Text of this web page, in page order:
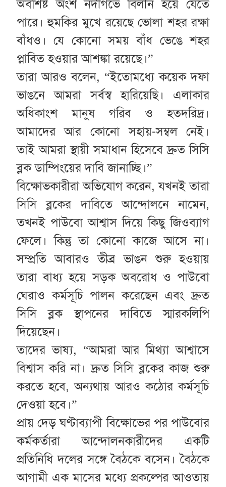
অবশিষ্ট অংশ নদীগর্ভে বিলীন হয়ে যেতে
পারে। হুমকির মুখে রয়েছে ভোলা শহর রক্ষা
বাঁধও। যে কোনো সময় বাঁধ ভেঙে শহর
প্লাবিত হওয়ার আশঙ্কা রয়েছে।”
তারা আরও বলেন, “ইতোমধ্যে কয়েক দফা
ভাঙনে আমরা সর্বস্ব হারিয়েছি। এলাকার
অধিকাংশ মানুষ গরিব ও হতদরিদ্র।
আমাদের আর কোনো সহায়-সম্বল নেই।
তাই আমরা স্থায়ী সমাধান হিসেবে দ্রুত সিসি
ব্লক ডাম্পিংয়ের দাবি জানাচ্ছি।”
বিক্ষোভকারীরা অভিযোগ করেন, যখনই তারা
সিসি ব্লকের দাবিতে আন্দোলনে নামেন,
তখনই পাউবো আশ্বাস দিয়ে কিছু জিওব্যাগ
ফেলে। কিন্তু তা কোনো কাজে আসে না।
সম্প্রতি আবারও তীব্র ভাঙন শুরু হওয়ায়
তারা বাধ্য হয়ে সড়ক অবরোধ ও পাউবো
ঘেরাও কর্মসূচি পালন করেছেন এবং দ্রুত
সিসি ব্লক স্থাপনের দাবিতে স্মারকলিপি
দিয়েছেন।
তাদের ভাষ্য, “আমরা আর মিথ্যা আশ্বাসে
বিশ্বাস করি না। দ্রুত সিসি ব্লকের কাজ শুরু
করতে হবে, অন্যথায় আরও কঠোর কর্মসূচি
দেওয়া হবে।”
প্রায় দেড় ঘণ্টাব্যাপী বিক্ষোভের পর পাউবোর
কর্মকর্তারা আন্দোলনকারীদের একটি
প্রতিনিধি দলের সঙ্গে বৈঠকে বসেন। বৈঠকে
আগামী এক মাসের মধ্যে প্রকল্পের আওতায়